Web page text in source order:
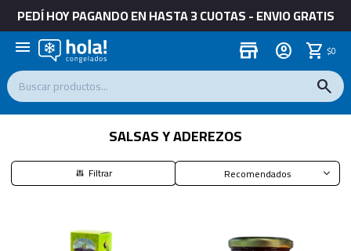
PEDÍ HOY PAGANDO EN HASTA 3 CUOTAS - ENVIO GRATIS
menu store $0
SALSAS Y ADEREZOS
Recomendados